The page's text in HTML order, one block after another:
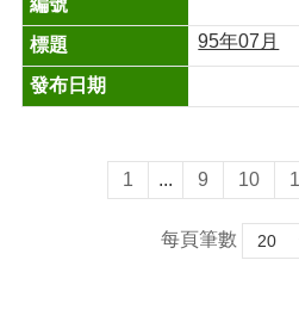
95年07月
1 ... 9 10
每頁筆數